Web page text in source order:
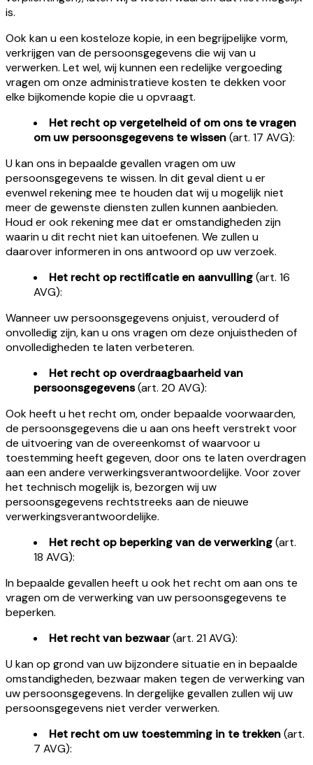
is.
Ook kan u een kosteloze kopie, in een begrijpelijke vorm,
verkrijgen van de persoonsgegevens die wij van u
verwerken. Let wel, wij kunnen een redelijke vergoeding
vragen om onze administratieve kosten te dekken voor
elke bijkomende kopie die u opvraagt.
Het recht op vergetelheid of om ons te vragen
om uw persoonsgegevens te wissen(art. 17 AVG):
U kan ons in bepaalde gevallen vragen om uw
persoonsgegevens te wissen. In dit geval dient u er
evenwel rekening mee te houden dat wij u mogelijk niet
meer de gewenste diensten zullen kunnen aanbieden.
Houd er ook rekening mee dat er omstandigheden zijn
waarin u dit recht niet kan uitoefenen. We zullen u
daarover informeren in ons antwoord op uw verzoek.
Het recht op rectificatie en aanvulling(art. 16
AVG):
Wanneer uw persoonsgegevens onjuist, verouderd of
onvolledig zijn, kan u ons vragen om deze onjuistheden of
onvolledigheden te laten verbeteren.
Het recht op overdraagbaarheid van
persoonsgegevens(art. 20 AVG):
Ook heeft u het recht om, onder bepaalde voorwaarden,
de persoonsgegevens die u aan ons heeft verstrekt voor
de uitvoering van de overeenkomst of waarvoor u
toestemming heeft gegeven, door ons te laten overdragen
aan een andere verwerkingsverantwoordelijke. Voor zover
het technisch mogelijk is, bezorgen wij uw
persoonsgegevens rechtstreeks aan de nieuwe
verwerkingsverantwoordelijke.
Het recht op beperking van de verwerking(art.
18 AVG):
In bepaalde gevallen heeft u ook het recht om aan ons te
vragen om de verwerking van uw persoonsgegevens te
beperken.
Het recht van bezwaar(art. 21 AVG):
U kan op grond van uw bijzondere situatie en in bepaalde
omstandigheden, bezwaar maken tegen de verwerking van
uw persoonsgegevens. In dergelijke gevallen zullen wij uw
persoonsgegevens niet verder verwerken.
Het recht om uw toestemming in te trekken(art.
7 AVG):